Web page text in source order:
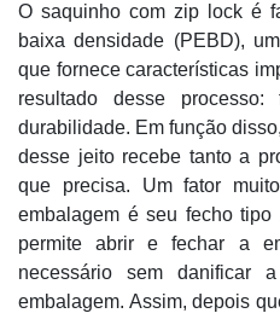
O saquinho com zip lock é
baixa densidade (PEBD),
que fornece características
resultado desse
durabilidade. Em função
desse jeito recebe tanto a
que precisa. Um fator
embalagem é seu fecho
permite abrir e fechar a
necessário sem danificar
embalagem. Assim, depois